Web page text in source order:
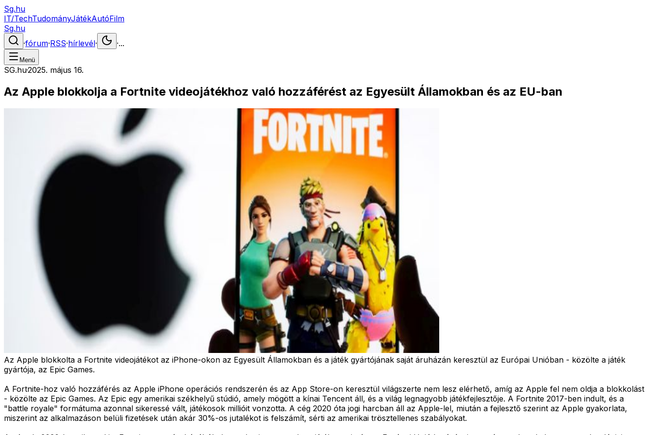
Sg.hu
IT/TechTudományJátékAutóFilm
Sg.hu
·fórum·RSS·hírlevél· ·...
Menü
SG.hu·2025. május 16.
Az Apple blokkolja a Fortnite videojátékhoz való hozzáférést az Egyesült Államokban és az EU-ban
Az Apple blokkolta a Fortnite videojátékot az iPhone-okon az Egyesült Államokban és a játék gyártójának saját áruházán keresztül az Európai Unióban - közölte a játék
gyártója, az Epic Games.
A Fortnite-hoz való hozzáférés az Apple iPhone operációs rendszerén és az App Store-on keresztül világszerte nem lesz elérhető, amíg az Apple fel nem oldja a blokkolást
- közölte az Epic Games. Az Epic egy amerikai székhelyű stúdió, amely mögött a kínai Tencent áll, és a világ legnagyobb játékfejlesztője. A Fortnite 2017-ben indult, és a
"battle royale" formátuma azonnal sikeressé vált, játékosok millióit vonzotta. A cég 2020 óta jogi harcban áll az Apple-lel, miután a fejlesztő szerint az Apple gyakorlata,
miszerint az alkalmazáson belüli fizetések után akár 30%-os jutalékot is felszámít, sérti az amerikai trösztellenes szabályokat.